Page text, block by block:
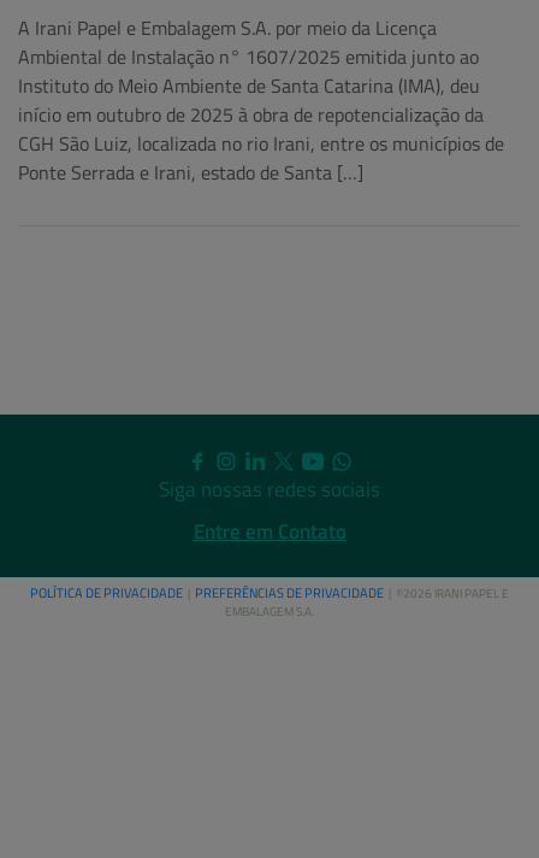
A Irani Papel e Embalagem S.A. por meio da Licença
Ambiental de Instalação n° 1607/2025 emitida junto ao
Instituto do Meio Ambiente de Santa Catarina (IMA), deu
início em outubro de 2025 à obra de repotencialização da
CGH São Luiz, localizada no rio Irani, entre os municípios de
Ponte Serrada e Irani, estado de Santa […]
Siga nossas redes sociais
Entre em Contato
POLÍTICA DE PRIVACIDADE | PREFERÊNCIAS DE PRIVACIDADE | ©2026 IRANI PAPEL E
EMBALAGEM S.A.